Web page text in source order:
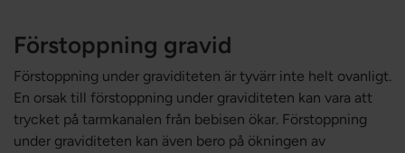
Förstoppning gravid
Förstoppning under graviditeten är tyvärr inte helt ovanligt.
En orsak till förstoppning under graviditeten kan vara att
trycket på tarmkanalen från bebisen ökar. Förstoppning
under graviditeten kan även bero på ökningen av